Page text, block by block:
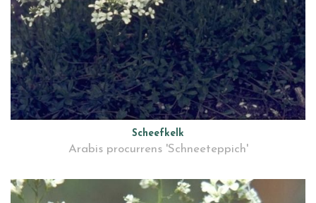
Scheefkelk
Arabis procurrens 'Schneeteppich'